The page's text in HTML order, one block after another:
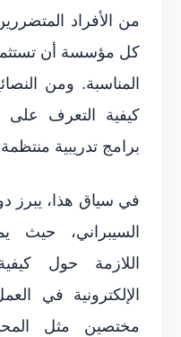
من الأفراد
كل مؤسسة أن تستثمر
المناسبة. ومن
كيفية التعرف على
برامج تدريبية
في سياق هذا، يبرز
السيبراني، حيث
اللازمة حول
الإلكترونية في
مختصين مثل